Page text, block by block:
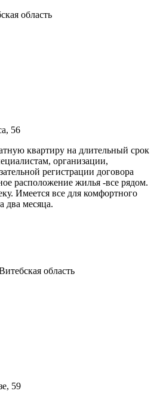
область
56
квартиру на длительный срок
организации,
регистрации договора
расположение жилья -все рядом.
Имеется все для комфортного
два месяца.
область
59